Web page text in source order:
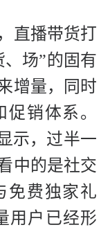
直播带货打
场”的固有
增量，同时
销体系。
示，过半一
中的是社交
免费独家礼
用户已经形